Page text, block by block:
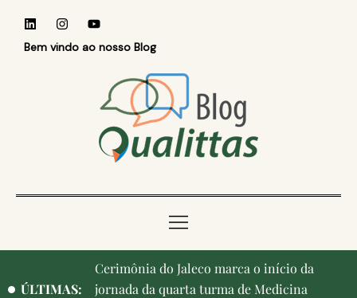
Bem vindo ao nosso Blog
ÚLTIMAS:
Cerimônia do Jaleco marca o início da
jornada da quarta turma de Medicina